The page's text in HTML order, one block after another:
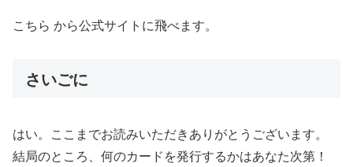
こちら から公式サイトに飛べます。
さいごに
はい。ここまでお読みいただきありがとうございます。
結局のところ、何のカードを発行するかはあなた次第！